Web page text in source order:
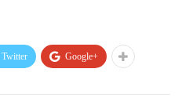
Twitter Google+